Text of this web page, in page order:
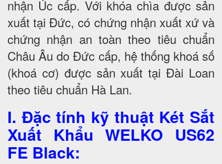
nhận Úc cấp. Với khóa chìa được sản
xuất tại Đức, có chứng nhận xuất xứ và
chứng nhận an toàn theo tiêu chuẩn
Châu Âu do Đức cấp, hệ thống khoá số
(khoá cơ) được sản xuất tại Đài Loan
theo tiêu chuẩn Hà Lan.
I. Đặc tính kỹ thuật Két Sắt
Xuất Khẩu WELKO US62
FE Black: